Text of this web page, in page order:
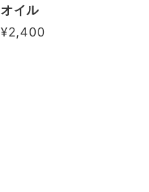
オイル
¥2,400